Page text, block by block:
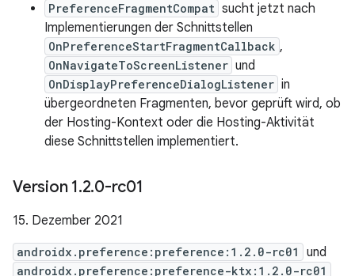
PreferenceFragmentCompat sucht jetzt nach
Implementierungen der Schnittstellen
OnPreferenceStartFragmentCallback ,
OnNavigateToScreenListener und
OnDisplayPreferenceDialogListener in
übergeordneten Fragmenten, bevor geprüft wird, ob
der Hosting-Kontext oder die Hosting-Aktivität
diese Schnittstellen implementiert.
Version 1.2.0-rc01
15. Dezember 2021
androidx.preference:preference:1.2.0-rc01 und
androidx.preference:preference-ktx:1.2.0-rc01